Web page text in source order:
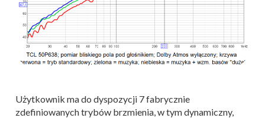
Użytkownik ma do dyspozycji 7 fabrycznie
zdefiniowanych trybów brzmienia, w tym dynamiczny,